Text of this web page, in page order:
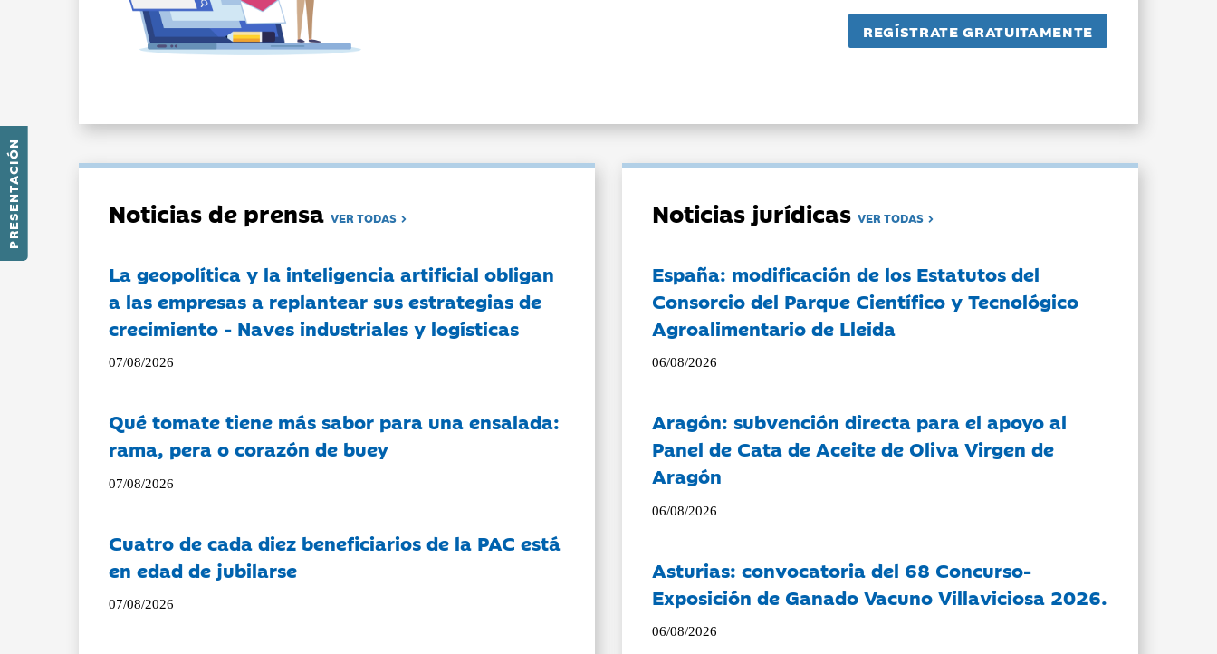
PRESENTACIÓN Noticias de prensaVER TODAS
La geopolítica y la inteligencia artificial obligan
a las empresas a replantear sus estrategias de
crecimiento - Naves industriales y logísticas
07/08/2026
Qué tomate tiene más sabor para una ensalada:
rama, pera o corazón de buey
07/08/2026
Cuatro de cada diez beneficiarios de la PAC está
en edad de jubilarse
07/08/2026
Noticias jurídicasVER TODAS
España: modificación de los Estatutos del
Consorcio del Parque Científico y Tecnológico
Agroalimentario de Lleida
06/08/2026
Aragón: subvención directa para el apoyo al
Panel de Cata de Aceite de Oliva Virgen de
Aragón
06/08/2026
Asturias: convocatoria del 68 Concurso-
Exposición de Ganado Vacuno Villaviciosa 2026.
06/08/2026